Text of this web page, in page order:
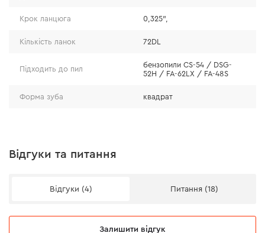
Крок ланцюга 0,325",
Кількість ланок 72DL
Підходить до пил
бензопили CS-54 / DSG-
52H / FA-62LX / FA-48S
Форма зуба квадрат
Відгуки та питання
Відгуки (4) Питання (18)
Залишити відгук